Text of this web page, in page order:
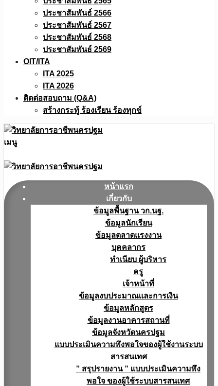
ประชาสัมพันธ์ 2566
ประชาสัมพันธ์ 2567
ประชาสัมพันธ์ 2568
ประชาสัมพันธ์ 2569
OIT/ITA
ITA 2025
ITA 2026
ติดต่อสอบถาม (Q&A)
สร้างกระทู้ ร้องเรียน ร้องทุกข์
เมนู
หน้าแรก
เกี่ยวกับ
ข้อมูลพื้นฐาน วก.นฐ.
ข้อมูลนักเรียน
ข้อมูลตลาดแรงงาน
บุคคลากร
ทำเนียบ ผู้บริหาร
ครู
เจ้าหน้าที่
ข้อมูลงบประมาณเเละการเงิน
ข้อมูลหลักสูตร
ข้อมูลงานอาคารสถานที่
ข้อมูลจังหวัดนครปฐม
แบบประเมินความพึงพอใจของผู้ใช้งานระบบ
สารสนเทศ
” สรุปรายงาน ” แบบประเมินความพึง
พอใจ ของผู้ใช้ระบบสารสนเทศ